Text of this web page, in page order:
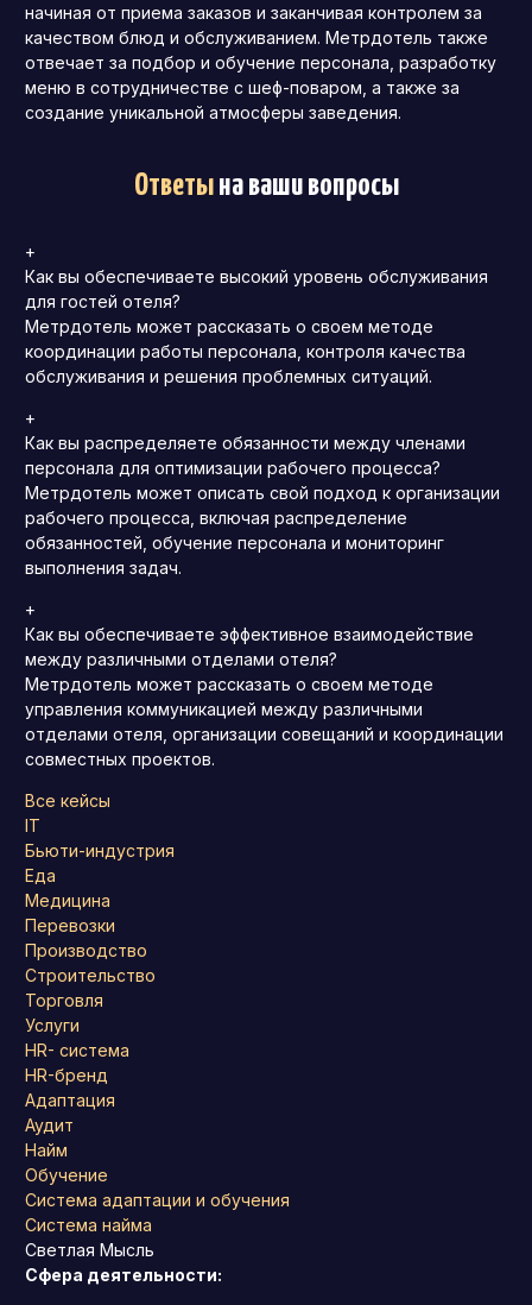
начиная от приема заказов и заканчивая контролем за
качеством блюд и обслуживанием. Метрдотель также
отвечает за подбор и обучение персонала, разработку
меню в сотрудничестве с шеф-поваром, а также за
создание уникальной атмосферы заведения.
Ответына ваши вопросы
+
Как вы обеспечиваете высокий уровень обслуживания
для гостей отеля?
Метрдотель может рассказать о своем методе
координации работы персонала, контроля качества
обслуживания и решения проблемных ситуаций.
+
Как вы распределяете обязанности между членами
персонала для оптимизации рабочего процесса?
Метрдотель может описать свой подход к организации
рабочего процесса, включая распределение
обязанностей, обучение персонала и мониторинг
выполнения задач.
+
Как вы обеспечиваете эффективное взаимодействие
между различными отделами отеля?
Метрдотель может рассказать о своем методе
управления коммуникацией между различными
отделами отеля, организации совещаний и координации
совместных проектов.
Все кейсы
IT
Бьюти-индустрия
Еда
Медицина
Перевозки
Производство
Строительство
Торговля
Услуги
HR- система
HR-бренд
Адаптация
Аудит
Найм
Обучение
Система адаптации и обучения
Система найма
Светлая Мысль
Сфера деятельности: